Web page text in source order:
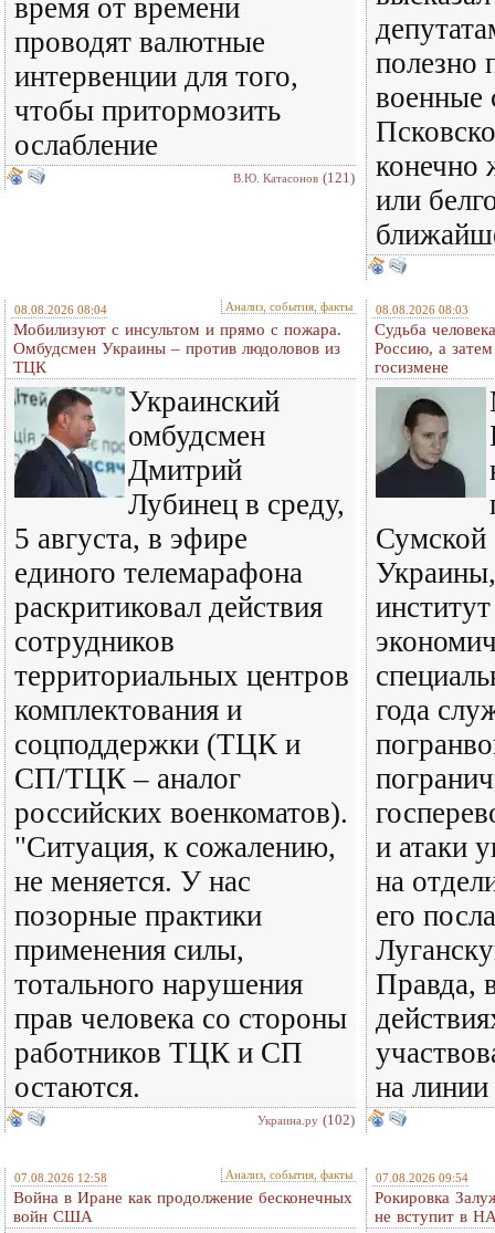
время от времени
проводят валютные
интервенции для того,
чтобы притормозить
ослабление
В.Ю. Катасонов (121)
полезно
военные
конечно
или
08.08.2026 08:04 Анализ, события, факты
Мобилизуют с инсультом и прямо с пожара.
Омбудсмен Украины – против людоловов из
ТЦК
Украинский
омбудсмен
Дмитрий
Лубинец в среду,
5 августа, в эфире
единого телемарафона
раскритиковал действия
сотрудников
территориальных центров
комплектования и
соцподдержки (ТЦК и
СП/ТЦК – аналог
российских военкоматов).
"Ситуация, к сожалению,
не меняется. У нас
позорные практики
применения силы,
тотального нарушения
прав человека со стороны
работников ТЦК и СП
остаются.
Украина.ру (102)
08.08.2026 08:03
Судьба
Россию, а
госизмене
Сумской
года
и атаки
на
его
Правда,
на
07.08.2026 12:58 Анализ, события, факты
Война в Иране как продолжение бесконечных
войн США
07.08.2026 09:54
Рокировка
не вступит в